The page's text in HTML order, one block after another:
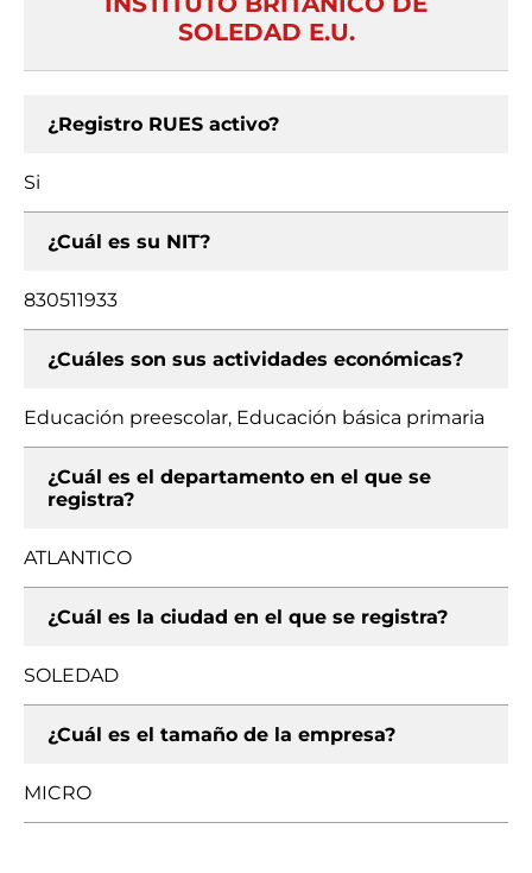
SOLEDAD E.U.
¿Registro RUES activo?
Si
¿Cuál es su NIT?
830511933
¿Cuáles son sus actividades económicas?
Educación preescolar, Educación básica primaria
¿Cuál es el departamento en el que se
registra?
ATLANTICO
¿Cuál es la ciudad en el que se registra?
SOLEDAD
¿Cuál es el tamaño de la empresa?
MICRO